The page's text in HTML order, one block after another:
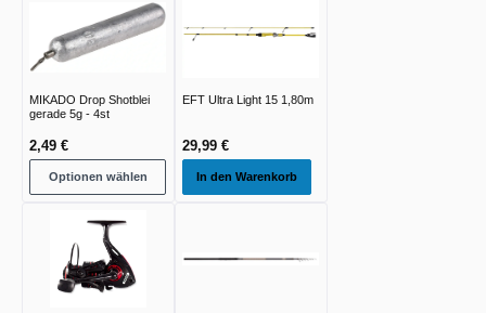
MIKADO Drop Shotblei
gerade 5g - 4st
2,49 €
Optionen wählen
EFT Ultra Light 15 1,80m
29,99 €
In den Warenkorb